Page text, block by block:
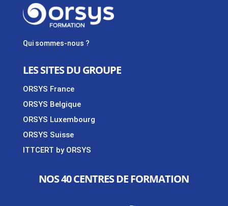
Qui sommes-nous ?
LES SITES DU GROUPE
ORSYS France
ORSYS Belgique
ORSYS Luxembourg
ORSYS Suisse
ITTCERT by ORSYS
NOS 40 CENTRES DE FORMATION